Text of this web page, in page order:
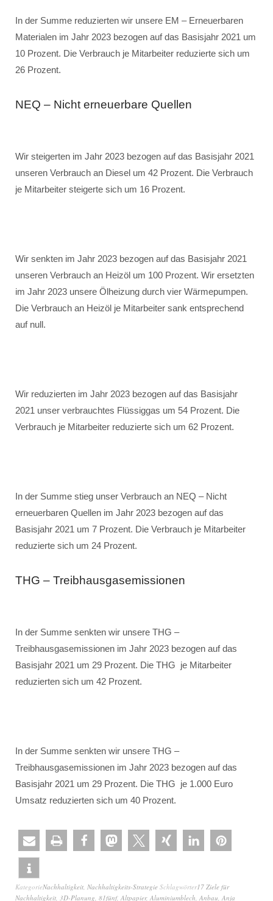
In der Summe reduzierten wir unsere EM – Erneuerbaren
Materialen im Jahr 2023 bezogen auf das Basisjahr 2021 um
10 Prozent. Die Verbrauch je Mitarbeiter reduzierte sich um
26 Prozent.
NEQ – Nicht erneuerbare Quellen
Wir steigerten im Jahr 2023 bezogen auf das Basisjahr 2021
unseren Verbrauch an Diesel um 42 Prozent. Die Verbrauch
je Mitarbeiter steigerte sich um 16 Prozent.
Wir senkten im Jahr 2023 bezogen auf das Basisjahr 2021
unseren Verbrauch an Heizöl um 100 Prozent. Wir ersetzten
im Jahr 2023 unsere Ölheizung durch vier Wärmepumpen.
Die Verbrauch an Heizöl je Mitarbeiter sank entsprechend
auf null.
Wir reduzierten im Jahr 2023 bezogen auf das Basisjahr
2021 unser verbrauchtes Flüssiggas um 54 Prozent. Die
Verbrauch je Mitarbeiter reduzierte sich um 62 Prozent.
In der Summe stieg unser Verbrauch an NEQ – Nicht
erneuerbaren Quellen im Jahr 2023 bezogen auf das
Basisjahr 2021 um 7 Prozent. Die Verbrauch je Mitarbeiter
reduzierte sich um 24 Prozent.
THG – Treibhausgasemissionen
In der Summe senkten wir unsere THG –
Treibhausgasemissionen im Jahr 2023 bezogen auf das
Basisjahr 2021 um 29 Prozent. Die THG je Mitarbeiter
reduzierten sich um 42 Prozent.
In der Summe senkten wir unsere THG –
Treibhausgasemissionen im Jahr 2023 bezogen auf das
Basisjahr 2021 um 29 Prozent. Die THG je 1.000 Euro
Umsatz reduzierten sich um 40 Prozent.
KategorieNachhaltigkeit, Nachhaltigkeits-Strategie Schlagwörter17 Ziele für
Nachhaltigkeit, 3D-Planung, 81fünf, Altpapier, Aluminiumblech, Anbau, Anja